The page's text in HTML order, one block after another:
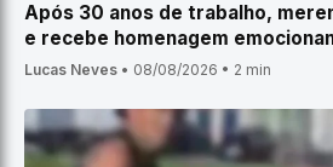
Após 30 anos de trabalho,
e recebe homenagem
Lucas Neves • 08/08/2026 • 2 min